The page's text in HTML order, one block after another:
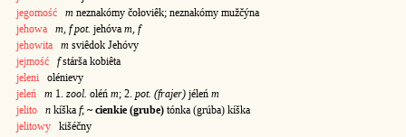
jegomość
m neznakómy čołoviêk; neznakómy mužčýna
jehowa
m, f pot. jehóva m, f
jehowita
m sviêdok Jehóvy
jejmość
fstárša kobiêta
jeleni olénievy
jeleń
m 1. zool. oléń m; 2. pot. (frajer) jéleń m
jelito
n kíška f; ~ cienkie (grube) tónka (grúba) kíška
jelitowy kišéčny